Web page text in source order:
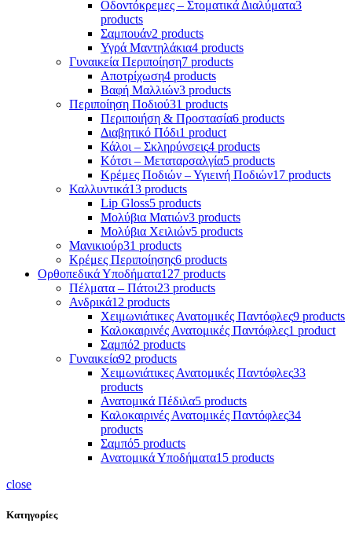
Οδοντόκρεμες – Στοματικά Διαλύματα3
products
Σαμπουάν2 products
Υγρά Μαντηλάκια4 products
Γυναικεία Περιποίηση7 products
Αποτρίχωση4 products
Βαφή Μαλλιών3 products
Περιποίηση Ποδιού31 products
Περιποιήση & Προστασία6 products
Διαβητικό Πόδι1 product
Κάλοι – Σκληρύνσεις4 products
Κότσι – Μεταταρσαλγία5 products
Κρέμες Ποδιών – Υγιεινή Ποδιών17 products
Καλλυντικά13 products
Lip Gloss5 products
Μολύβια Ματιών3 products
Μολύβια Χειλιών5 products
Μανικιούρ31 products
Κρέμες Περιποίησης6 products
Ορθοπεδικά Υποδήματα127 products
Πέλματα – Πάτοι23 products
Ανδρικά12 products
Χειμωνιάτικες Ανατομικές Παντόφλες9 products
Καλοκαιρινές Ανατομικές Παντόφλες1 product
Σαμπό2 products
Γυναικεία92 products
Χειμωνιάτικες Ανατομικές Παντόφλες33
products
Ανατομικά Πέδιλα5 products
Καλοκαιρινές Ανατομικές Παντόφλες34
products
Σαμπό5 products
Ανατομικά Υποδήματα15 products
close
Κατηγορίες